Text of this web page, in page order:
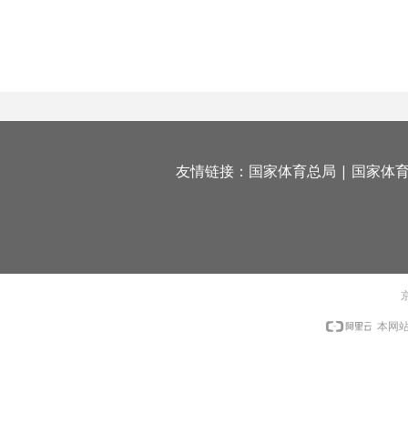
友情链接： 国家体育总局 | 国家体
本网